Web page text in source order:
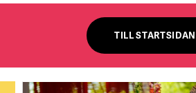
TILL STARTSIDAN